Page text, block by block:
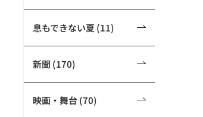
息もできない夏 (11)
新聞 (170)
映画・舞台 (70)